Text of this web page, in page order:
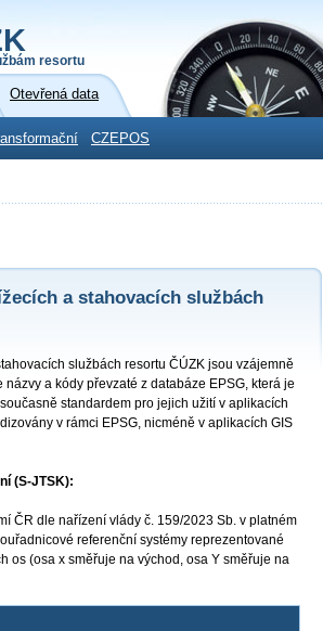
resortu
Otevřená data
CZEPOS
a stahovacích službách
službách resortu ČÚZK jsou vzájemně
a kódy převzaté z databáze EPSG, která je
standardem pro jejich užití v aplikacích
v rámci EPSG, nicméně v aplikacích GIS
(S-JTSK):
ČR dle nařízení vlády č. 159/2023 Sb. v platném
referenční systémy reprezentované
os (osa x směřuje na východ, osa Y směřuje na